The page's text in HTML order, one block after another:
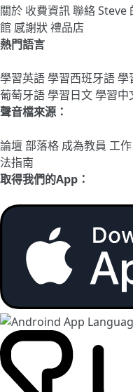
關於 收費資訊聯絡Steve
館 感謝狀禮品店
熱門語言
學習英語學習西班牙語學
葡萄牙語學習日文學習中
聲音檔來源：
論壇部落格 成為教員 工作
法指南
取得我們的App：